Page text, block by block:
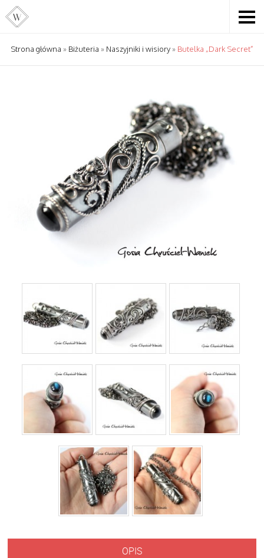
Strona główna » Biżuteria » Naszyjniki i wisiory » Butelka „Dark Secret”
OPIS